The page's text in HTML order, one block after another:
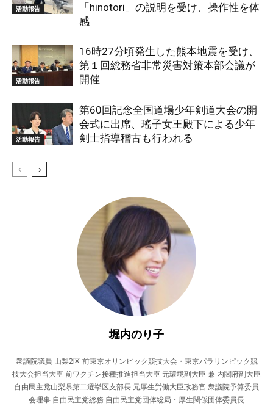
活動報告
「hinotori」の説明を受け、操作性を体
感
活動報告
16時27分頃発生した熊本地震を受け、
第１回総務省非常災害対策本部会議が
開催
活動報告
第60回記念全国道場少年剣道大会の開
会式に出席、瑤子女王殿下による少年
剣士指導稽古も行われる
堀内のり子
衆議院議員 山梨2区 前東京オリンピック競技大会・東京パラリンピック競
技大会担当大臣 前ワクチン接種推進担当大臣 元環境副大臣 兼 内閣府副大臣
自由民主党山梨県第二選挙区支部長 元厚生労働大臣政務官 衆議院予算委員
会理事 自由民主党総務 自由民主党団体総局・厚生関係団体委員長